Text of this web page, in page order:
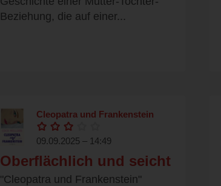
Beziehung, die auf einer...
Cleopatra und Frankenstein
09.09.2025 – 14:49
Oberflächlich und seicht
"Cleopatra und Frankenstein"